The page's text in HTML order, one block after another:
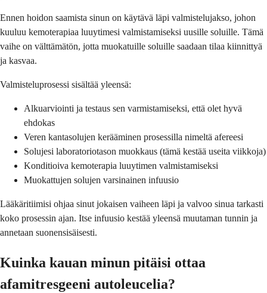
Ennen hoidon saamista sinun on käytävä läpi valmistelujakso, johon
kuuluu kemoterapiaa luuytimesi valmistamiseksi uusille soluille. Tämä
vaihe on välttämätön, jotta muokatuille soluille saadaan tilaa kiinnittyä
ja kasvaa.
Valmisteluprosessi sisältää yleensä:
Alkuarviointi ja testaus sen varmistamiseksi, että olet hyvä
ehdokas
Veren kantasolujen kerääminen prosessilla nimeltä afereesi
Solujesi laboratoriotason muokkaus (tämä kestää useita viikkoja)
Konditioiva kemoterapia luuytimen valmistamiseksi
Muokattujen solujen varsinainen infuusio
Lääkäritiimisi ohjaa sinut jokaisen vaiheen läpi ja valvoo sinua tarkasti
koko prosessin ajan. Itse infuusio kestää yleensä muutaman tunnin ja
annetaan suonensisäisesti.
Kuinka kauan minun pitäisi ottaa
afamitresgeeni autoleucelia?